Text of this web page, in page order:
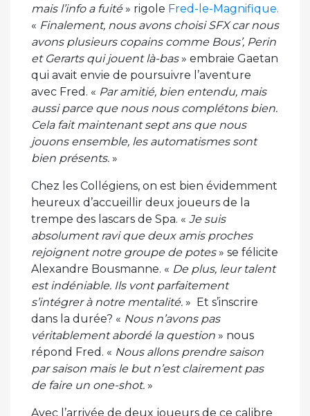
mais l’info a fuité» rigole Fred-le-Magnifique.
« Finalement, nous avons choisi SFX car nous
avons plusieurs copains comme Bous’, Perin
et Gerarts qui jouent là-bas» embraie Gaetan
qui avait envie de poursuivre l’aventure
avec Fred. « Par amitié, bien entendu, mais
aussi parce que nous nous complétons bien.
Cela fait maintenant sept ans que nous
jouons ensemble, les automatismes sont
bien présents. »
Chez les Collégiens, on est bien évidemment
heureux d’accueillir deux joueurs de la
trempe des lascars de Spa. « Je suis
absolument ravi que deux amis proches
rejoignent notre groupe de potes» se félicite
Alexandre Bousmanne. « De plus, leur talent
est indéniable. Ils vont parfaitement
s’intégrer à notre mentalité. » Et s’inscrire
dans la durée? « Nous n’avons pas
véritablement abordé la question » nous
répond Fred. « Nous allons prendre saison
par saison mais le but n’est clairement pas
de faire un one-shot. »
Avec l’arrivée de deux joueurs de ce calibre